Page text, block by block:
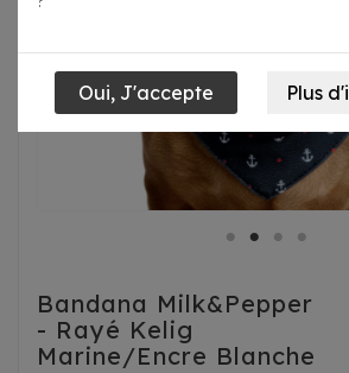
Bandana Milk&Pepper
- Rayé Kelig
Marine/Encre Blanche